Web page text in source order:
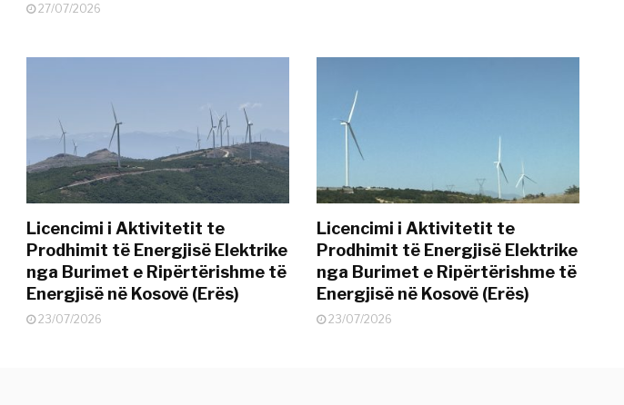
27/07/2026
Licencimi i Aktivitetit te
Prodhimit të Energjisë Elektrike
nga Burimet e Ripërtërishme të
Energjisë në Kosovë (Erës)
23/07/2026
Licencimi i Aktivitetit te
Prodhimit të Energjisë Elektrike
nga Burimet e Ripërtërishme të
Energjisë në Kosovë (Erës)
23/07/2026